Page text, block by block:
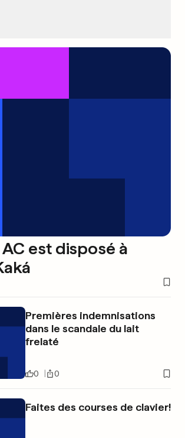
est disposé à
Premières indemnisations
dans le scandale du lait
frelaté
0 0
Faites des courses de clavier!